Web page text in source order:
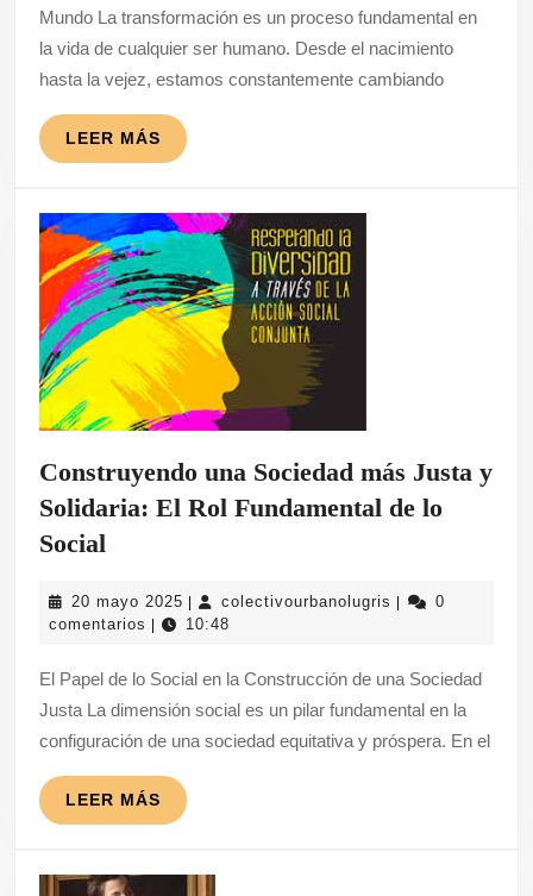
Transformación:
Un
hacia
el
Cambio
Mundo La transformación es un proceso fundamental en
la vida de cualquier ser humano. Desde el nacimiento
hasta la vejez, estamos constantemente cambiando
LEER MÁS LEER
MÁS
Construyendo una Sociedad más Justa y
Solidaria: El Rol Fundamental de lo
Social
Sociedad
Justa
y
Solidaria:
El
Rol
20 mayo 2025 20
mayo
| colectivourbanolugris |
0
comentarios | 10:48
El Papel de lo Social en la Construcción de una Sociedad
Justa La dimensión social es un pilar fundamental en la
configuración de una sociedad equitativa y próspera. En el
LEER MÁS LEER
MÁS